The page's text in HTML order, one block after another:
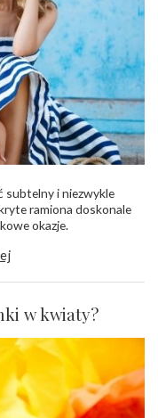
subtelny i niezwykle
ramiona doskonale
okazje.
w kwiaty?